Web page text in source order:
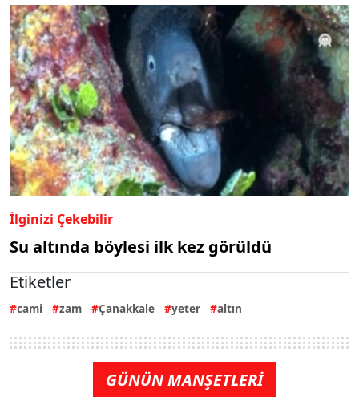
İlginizi Çekebilir
Su altında böylesi ilk kez görüldü
Etiketler
cami zam Çanakkale yeter altın
GÜNÜN MANŞETLERİ